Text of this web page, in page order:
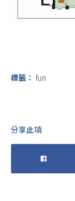
標籤： fun
分享此項